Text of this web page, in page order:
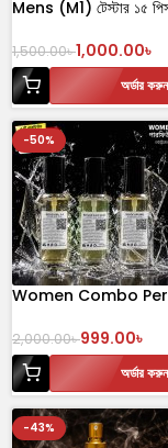
Mens (M1) টেস্টার ১৫
1,500.00৳1,000.00৳
অর্ডার করুন
-50%
Women Combo
2,000.00৳999.00৳
অর্ডার করুন
-43%